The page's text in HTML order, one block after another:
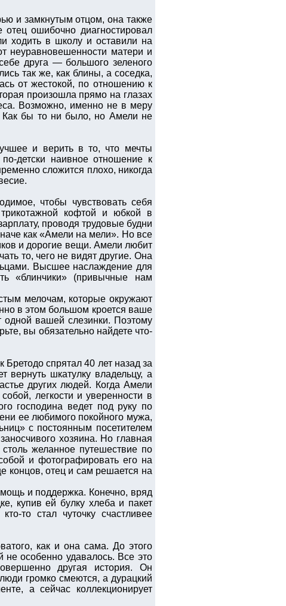
и замкнутым отцом, она также
ошибочно диагностировал
ходить в школу и оставили на
неуравновешенности матери и
друга — большого зеленого
так же, как блины, а соседка,
от жестокой, по отношению к
произошла прямо на глазах
Возможно, именно не в меру
Как бы то ни было, но Амели не
и верить в то, что мечты
детски наивное отношение к
сложится плохо, никогда
чтобы чувствовать себя
кофтой и юбкой в
проводя трудовые будни
как «Амели на мели». Но все
и дорогие вещи. Амели любит
то, чего не видят другие. Она
Высшее наслаждение для
«блинчики» (привычные нам
мелочам, которые окружают
в этом большом кроется ваше
одной вашей слезинки. Поэтому
вы обязательно найдете что-
спрятал 40 лет назад за
шкатулку владельцу, а
других людей. Когда Амели
легкости и уверенности в
господина ведет под руку по
ее любимого покойного мужа,
с постоянным посетителем
хозяина. Но главная
желанное путешествие по
и фотографировать его на
концов, отец и сам решается на
и поддержка. Конечно, вряд
купив ей булку хлеба и пакет
то стал чуточку счастливее
как и она сама. До этого
особенно удавалось. Все это
другая история. Он
громко смеются, а дурацкий
а сейчас коллекционирует